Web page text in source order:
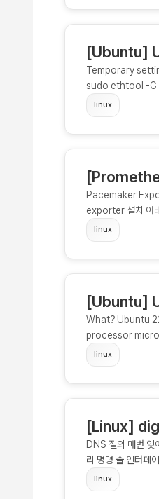
[Ubuntu]
Temporary
sudo ethtool -G
RX Jumbo: n/a
CentOS 와 같은
linux
Pacemaker
exporter 설치 아
https://
~]# gzip -d
exporter 를 설
-help usage:
linux
[Ubuntu]
What? Ubuntu
processor
up-to-date. No
binaries. No
linux
[Linux]
DNS 질의 매번 잊
리 명령 줄 인터
opcode:
linux